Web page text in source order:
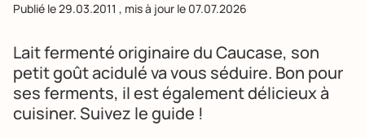
Publié le29.03.2011 , mis à jour le 07.07.2026
Lait fermenté originaire du Caucase, son
petit goût acidulé va vous séduire. Bon pour
ses ferments, il est également délicieux à
cuisiner. Suivez le guide !